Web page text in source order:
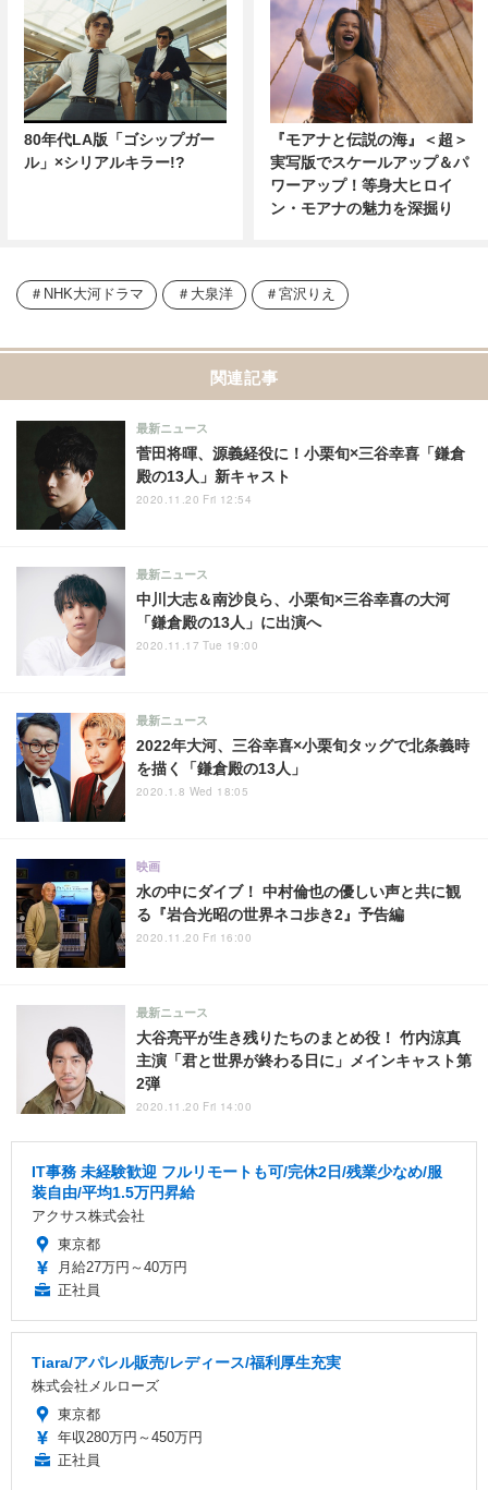
80年代LA版「ゴシップガー
ル」×シリアルキラー!?
『モアナと伝説の海』＜超＞
実写版でスケールアップ＆パ
ワーアップ！等身大ヒロイ
ン・モアナの魅力を深掘り
NHK大河ドラマ 大泉洋 宮沢りえ
関連記事
菅田将暉、源義経役に！小栗旬×三谷幸喜「鎌倉
殿の13人」新キャスト
最新ニュース
2020.11.20 Fri 12:54
中川大志＆南沙良ら、小栗旬×三谷幸喜の大河
「鎌倉殿の13人」に出演へ
最新ニュース
2020.11.17 Tue 19:00
2022年大河、三谷幸喜×小栗旬タッグで北条義時
を描く「鎌倉殿の13人」
最新ニュース
2020.1.8 Wed 18:05
水の中にダイブ！ 中村倫也の優しい声と共に観
る『岩合光昭の世界ネコ歩き2』予告編
映画
2020.11.20 Fri 16:00
大谷亮平が生き残りたちのまとめ役！ 竹内涼真
主演「君と世界が終わる日に」メインキャスト第
2弾
最新ニュース
2020.11.20 Fri 14:00
IT事務 未経験歓迎 フルリモートも可/完休2日/残業少なめ/服
装自由/平均1.5万円昇給
アクサス株式会社
東京都
月給27万円～40万円
正社員
Tiara/アパレル販売/レディース/福利厚生充実
株式会社メルローズ
東京都
年収280万円～450万円
正社員